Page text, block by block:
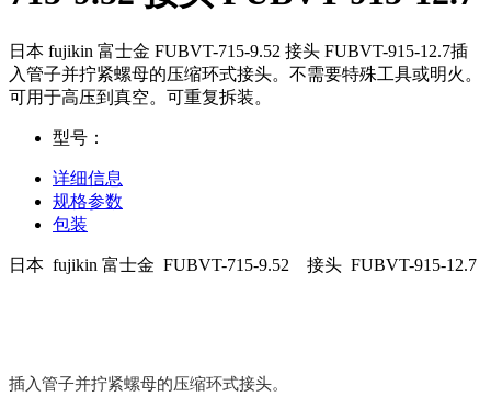
日本 fujikin 富士金 FUBVT-715-9.52 接头 FUBVT-915-12.7插
入管子并拧紧螺母的压缩环式接头。不需要特殊工具或明火。
可用于高压到真空。可重复拆装。
型号：
详细信息
规格参数
包装
日本 fujikin 富士金 FUBVT-715-9.52 接头 FUBVT-915-12.7
插入管子并拧紧螺母的压缩环式接头。